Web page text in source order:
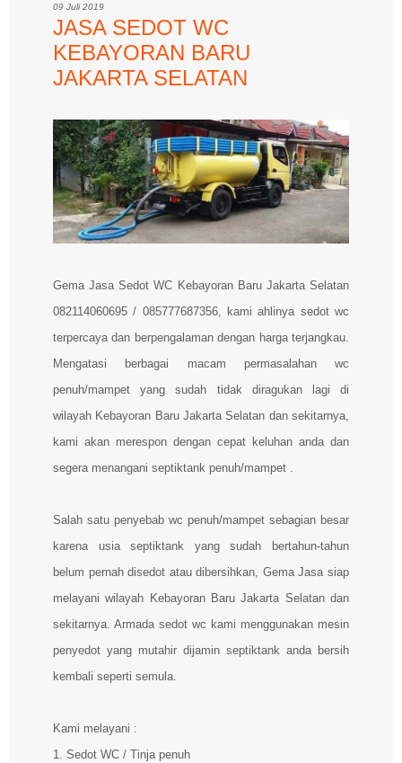
09 Juli 2019
JASA SEDOT WC
KEBAYORAN BARU
JAKARTA SELATAN
Gema Jasa Sedot WC Kebayoran Baru Jakarta Selatan
082114060695 / 085777687356, kami ahlinya sedot wc
terpercaya dan berpengalaman dengan harga terjangkau.
Mengatasi berbagai macam permasalahan wc
penuh/mampet yang sudah tidak diragukan lagi di
wilayah Kebayoran Baru Jakarta Selatan dan sekitarnya,
kami akan merespon dengan cepat keluhan anda dan
segera menangani septiktank penuh/mampet .
Salah satu penyebab wc penuh/mampet sebagian besar
karena usia septiktank yang sudah bertahun-tahun
belum pernah disedot atau dibersihkan, Gema Jasa siap
melayani wilayah Kebayoran Baru Jakarta Selatan dan
sekitarnya. Armada sedot wc kami menggunakan mesin
penyedot yang mutahir dijamin septiktank anda bersih
kembali seperti semula.
Kami melayani :
1. Sedot WC / Tinja penuh